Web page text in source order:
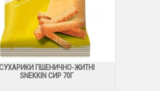
ПШЕНИЧНО-ЖИТНІ
SNEKKIN СИР 70Г